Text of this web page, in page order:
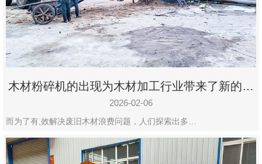
木材粉碎机的出现为木材加工行业带来了新的变
化
2026-02-06
而为了有,效解决废旧木材浪费问题，人们探索出多…